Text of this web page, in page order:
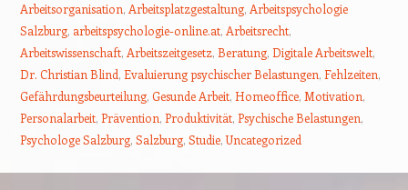
Arbeitsorganisation, Arbeitsplatzgestaltung, Arbeitspsychologie
Salzburg, arbeitspsychologie-online.at, Arbeitsrecht,
Arbeitswissenschaft, Arbeitszeitgesetz, Beratung, Digitale Arbeitswelt,
Dr. Christian Blind, Evaluierung psychischer Belastungen, Fehlzeiten,
Gefährdungsbeurteilung, Gesunde Arbeit, Homeoffice, Motivation,
Personalarbeit, Prävention, Produktivität, Psychische Belastungen,
Psychologe Salzburg, Salzburg, Studie,Uncategorized